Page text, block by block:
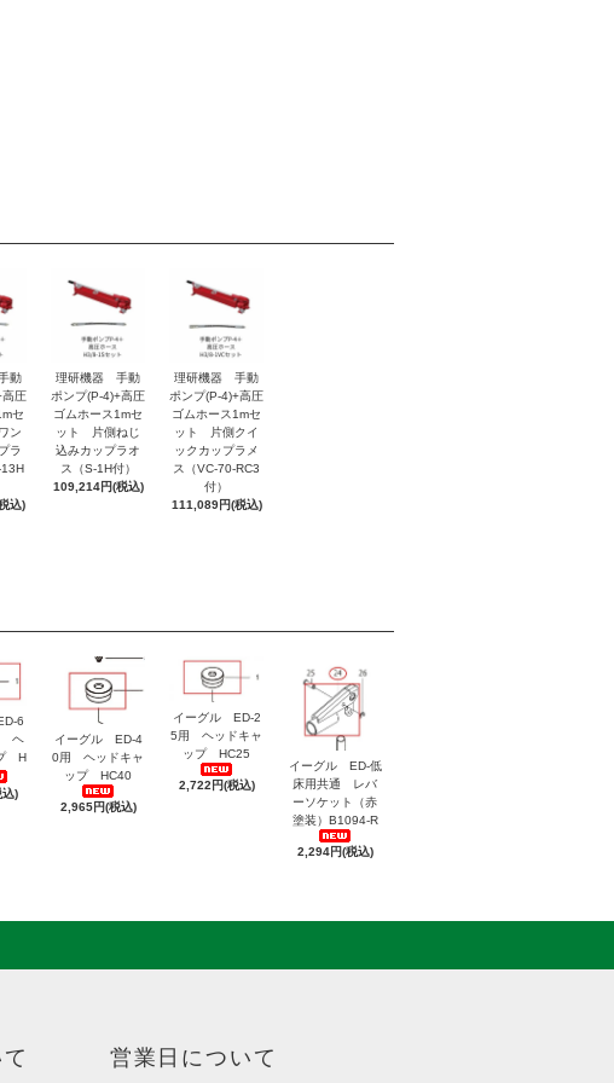
動
高圧
セ
ン
ラ
13H
込)
理研機器 手動
ポンプ(P-4)+高圧
ゴムホース1mセ
ット 片側ねじ
込みカップラオ
ス（S-1H付）
109,214円(税込)
理研機器 手動
ポンプ(P-4)+高圧
ゴムホース1mセ
ット 片側クイ
ックカップラメ
ス（VC-70-RC3
付）
111,089円(税込)
6
ヘ
H
)
イーグル ED-4
0用 ヘッドキャ
ップ HC40
2,965円(税込)
イーグル ED-2
5用 ヘッドキャ
ップ HC25
2,722円(税込)
イーグル ED-低
床用共通 レバ
ーソケット（赤
塗装）B1094-R
2,294円(税込)
営業日について